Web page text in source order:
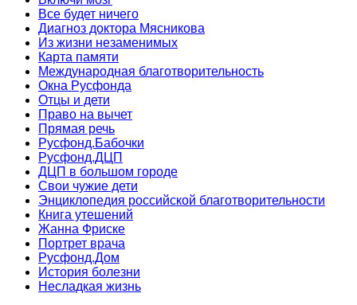
Все будет ничего
Диагноз доктора Мясникова
Из жизни незаменимых
Карта памяти
Международная благотворительность
Окна Русфонда
Отцы и дети
Право на вычет
Прямая речь
Русфонд.Бабочки
Русфонд.ДЦП
ДЦП в большом городе
Свои чужие дети
Энциклопедия российской благотворительности
Книга утешений
Жанна Фриске
Портрет врача
Русфонд.Дом
История болезни
Несладкая жизнь